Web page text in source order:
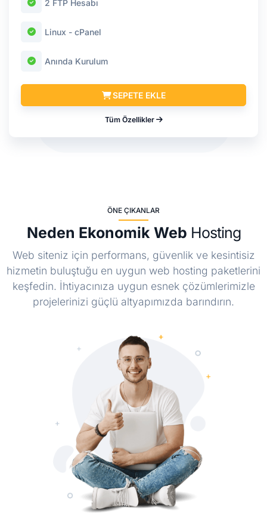
2 FTP Hesabı
Linux - cPanel
Anında Kurulum
SEPETE EKLE
Tüm Özellikler
ÖNE ÇIKANLAR
Neden Ekonomik Web Hosting
Web siteniz için performans, güvenlik ve kesintisiz
hizmetin buluştuğu en uygun web hosting paketlerini
keşfedin. İhtiyacınıza uygun esnek çözümlerimizle
projelerinizi güçlü altyapımızda barındırın.